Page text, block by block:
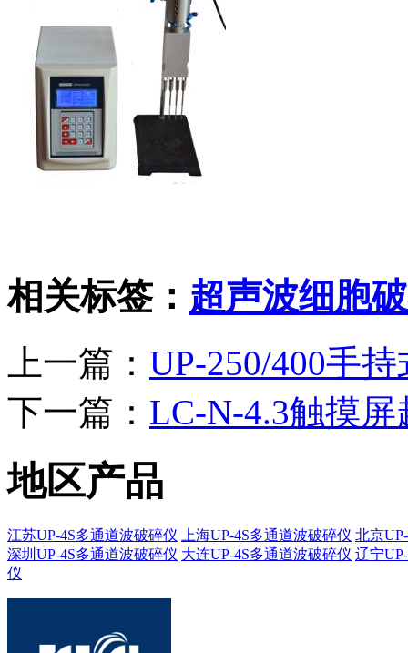
相关标签： 超声波细胞
上一篇： UP-250/400手
下一篇： LC-N-4.3触摸
地区产品
江苏UP-4S多通道波破碎仪 上海UP-4S多通道波破碎仪 北京
深圳UP-4S多通道波破碎仪 大连UP-4S多通道波破碎仪 辽宁
仪